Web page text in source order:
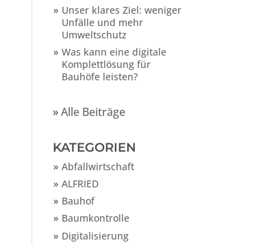
Unser klares Ziel: weniger
Unfälle und mehr
Umweltschutz
Was kann eine digitale
Komplettlösung für
Bauhöfe leisten?
»Alle Beiträge
KATEGORIEN
Abfallwirtschaft
ALFRIED
Bauhof
Baumkontrolle
Digitalisierung